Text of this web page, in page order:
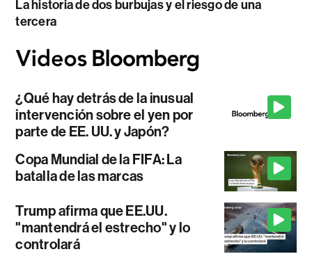
La historia de dos burbujas y el riesgo de una
tercera
¿Qué hay detrás de la inusual
intervención sobre el yen por
parte de EE. UU. y Japón?
Copa Mundial de la FIFA: La
batalla de las marcas
Trump afirma que EE.UU.
"mantendrá el estrecho" y lo
controlará